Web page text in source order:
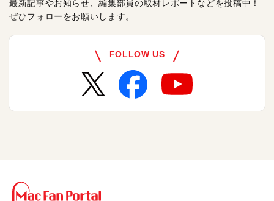
最新記事やお知らせ、編集部員の取材レポートなどを投稿中！
ぜひフォローをお願いします。
FOLLOW US